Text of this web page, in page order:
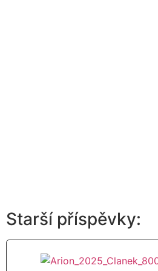
Starší příspěvky: